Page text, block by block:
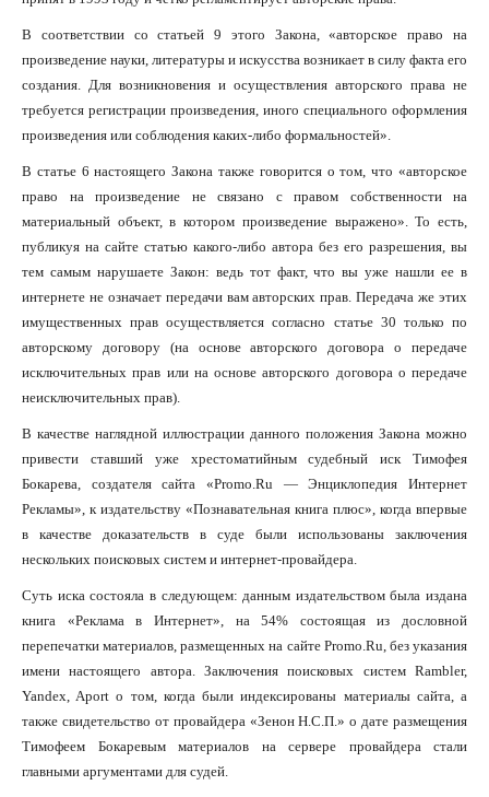
В соответствии со статьей 9 этого Закона, «авторское право на
произведение науки, литературы и искусства возникает в силу факта его
создания. Для возникновения и осуществления авторского права не
требуется регистрации произведения, иного специального оформления
произведения или соблюдения каких-либо формальностей».
В статье 6 настоящего Закона также говорится о том, что «авторское
право на произведение не связано с правом собственности на
материальный объект, в котором произведение выражено». То есть,
публикуя на сайте статью какого-либо автора без его разрешения, вы
тем самым нарушаете Закон: ведь тот факт, что вы уже нашли ее в
интернете не означает передачи вам авторских прав. Передача же этих
имущественных прав осуществляется согласно статье 30 только по
авторскому договору (на основе авторского договора о передаче
исключительных прав или на основе авторского договора о передаче
неисключительных прав).
В качестве наглядной иллюстрации данного положения Закона можно
привести ставший уже хрестоматийным судебный иск Тимофея
Бокарева, создателя сайта «Promo.Ru — Энциклопедия Интернет
Рекламы», к издательству «Познавательная книга плюс», когда впервые
в качестве доказательств в суде были использованы заключения
нескольких поисковых систем и интернет-провайдера.
Суть иска состояла в следующем: данным издательством была издана
книга «Реклама в Интернет», на 54% состоящая из дословной
перепечатки материалов, размещенных на сайте Promo.Ru, без указания
имени настоящего автора. Заключения поисковых систем Rambler,
Yandex, Aport о том, когда были индексированы материалы сайта, а
также свидетельство от провайдера «Зенон Н.С.П.» о дате размещения
Тимофеем Бокаревым материалов на сервере провайдера стали
главными аргументами для судей.